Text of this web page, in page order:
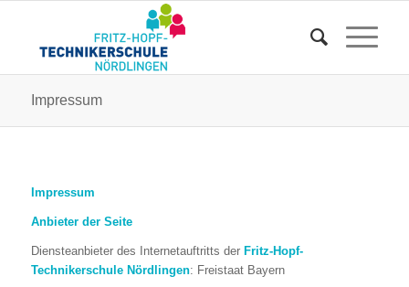
Impressum
Impressum
Anbieter der Seite
Diensteanbieter des Internetauftritts der Fritz-Hopf-
Technikerschule Nördlingen: Freistaat Bayern